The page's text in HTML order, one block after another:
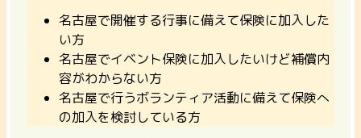
名古屋で開催する行事に備えて保険に加入した
い方
名古屋でイベント保険に加入したいけど補償内
容がわからない方
名古屋で行うボランティア活動に備えて保険へ
の加入を検討している方